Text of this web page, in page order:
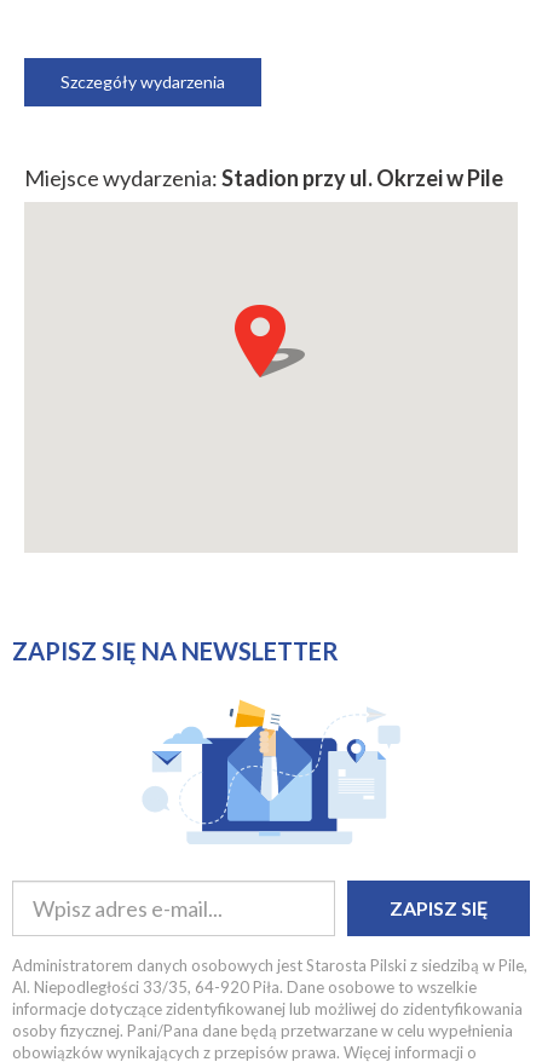
Szczegóły wydarzenia
Miejsce wydarzenia:Stadion przy ul. Okrzei w Pile
ZAPISZ SIĘ NA NEWSLETTER
ZAPISZ SIĘ
Administratorem danych osobowych jest Starosta Pilski z siedzibą w Pile,
Al. Niepodległości 33/35, 64-920 Piła. Dane osobowe to wszelkie
informacje dotyczące zidentyfikowanej lub możliwej do zidentyfikowania
osoby fizycznej. Pani/Pana dane będą przetwarzane w celu wypełnienia
obowiązków wynikających z przepisów prawa. Więcej informacji o